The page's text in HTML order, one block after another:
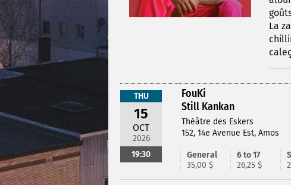
La
THU
15
OCT
2026
19:30
FouKi
Still Kankan
Théâtre des Eskers
152, 14e Avenue Est, Amos
General
35,00 $
6 to 17
26,25 $